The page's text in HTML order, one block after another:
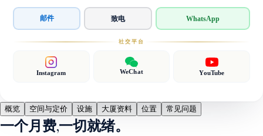
邮件 致电 WhatsApp
社交平台
Instagram WeChat YouTube
概览 空间与定价 设施 大厦资料 位置 常见问题
一个月费,一切就绪。